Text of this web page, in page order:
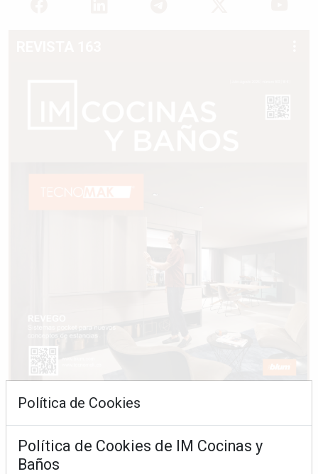
Política de Cookies
Política de Cookies de IM Cocinas y
Baños